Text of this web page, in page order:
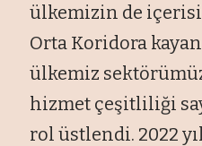
ülkemizin de
Orta Koridora
ülkemiz
hizmet çeşitliliği
rol üstlendi. 2022